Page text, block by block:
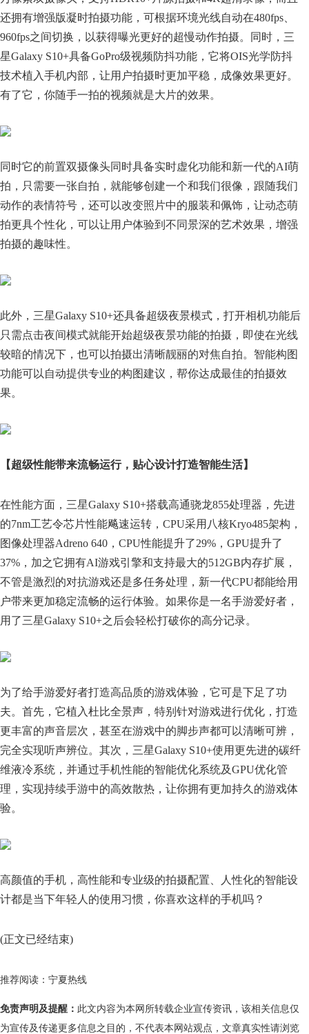
还拥有增强版凝时拍摄功能，可根据环境光线自动在480fps、
960fps之间切换，以获得曝光更好的超慢动作拍摄。同时，三
星Galaxy S10+具备GoPro级视频防抖功能，它将OIS光学防抖
技术植入手机内部，让用户拍摄时更加平稳，成像效果更好。
有了它，你随手一拍的视频就是大片的效果。
同时它的前置双摄像头同时具备实时虚化功能和新一代的AI萌
拍，只需要一张自拍，就能够创建一个和我们很像，跟随我们
动作的表情符号，还可以改变照片中的服装和佩饰，让动态萌
拍更具个性化，可以让用户体验到不同景深的艺术效果，增强
拍摄的趣味性。
此外，三星Galaxy S10+还具备超级夜景模式，打开相机功能后
只需点击夜间模式就能开始超级夜景功能的拍摄，即使在光线
较暗的情况下，也可以拍摄出清晰靓丽的对焦自拍。智能构图
功能可以自动提供专业的构图建议，帮你达成最佳的拍摄效
果。
【超级性能带来流畅运行，贴心设计打造智能生活】
在性能方面，三星Galaxy S10+搭载高通骁龙855处理器，先进
的7nm工艺令芯片性能飚速运转，CPU采用八核Kryo485架构，
图像处理器Adreno 640，CPU性能提升了29%，GPU提升了
37%，加之它拥有AI游戏引擎和支持最大的512GB内存扩展，
不管是激烈的对抗游戏还是多任务处理，新一代CPU都能给用
户带来更加稳定流畅的运行体验。如果你是一名手游爱好者，
用了三星Galaxy S10+之后会轻松打破你的高分记录。
为了给手游爱好者打造高品质的游戏体验，它可是下足了功
夫。首先，它植入杜比全景声，特别针对游戏进行优化，打造
更丰富的声音层次，甚至在游戏中的脚步声都可以清晰可辨，
完全实现听声辨位。其次，三星Galaxy S10+使用更先进的碳纤
维液冷系统，并通过手机性能的智能优化系统及GPU优化管
理，实现持续手游中的高效散热，让你拥有更加持久的游戏体
验。
高颜值的手机，高性能和专业级的拍摄配置、人性化的智能设
计都是当下年轻人的使用习惯，你喜欢这样的手机吗？
(正文已经结束)
推荐阅读： 宁夏热线
免责声明及提醒： 此文内容为本网所转载企业宣传资讯，该相关信息仅
为宣传及传递更多信息之目的，不代表本网站观点，文章真实性请浏览